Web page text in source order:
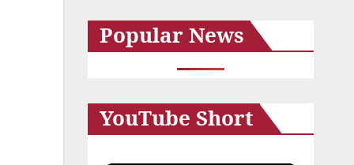
イ
ブ
Popular News
YouTube Short